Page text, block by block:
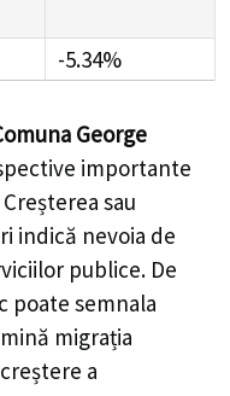
-5.34%
George
importante
sau
indică nevoia de
publice. De
poate semnala
migrația
a